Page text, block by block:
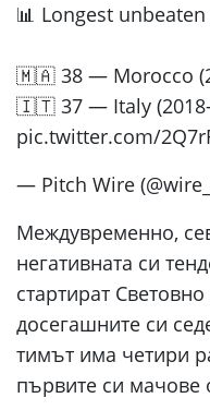
📊 Longest
🇲🇦 38 — Morocco
🇮🇹 37 — Italy
pic.twitter.com/
— Pitch Wire
Междувременно,
негативната си
стартират
досегашните си
тимът има четири
първите си мачове